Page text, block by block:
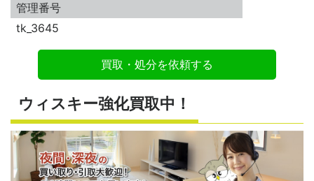
管理番号
tk_3645
買取・処分を依頼する
ウィスキー強化買取中！